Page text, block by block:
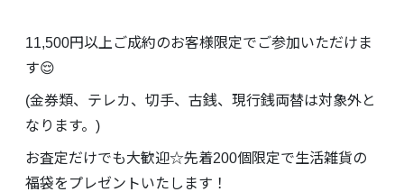
11,500円以上ご成約のお客様限定でご参加いただけま
す😌
(金券類、テレカ、切手、古銭、現行銭両替は対象外と
なります。)
お査定だけでも大歓迎☆先着200個限定で生活雑貨の
福袋をプレゼントいたします！